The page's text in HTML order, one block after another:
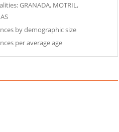
GRANADA, MOTRIL,
by demographic size
per average age